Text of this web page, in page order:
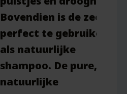
Bovendien is de zeep
perfect te gebruiken
als natuurlijke
shampoo. De pure,
natuurlijke